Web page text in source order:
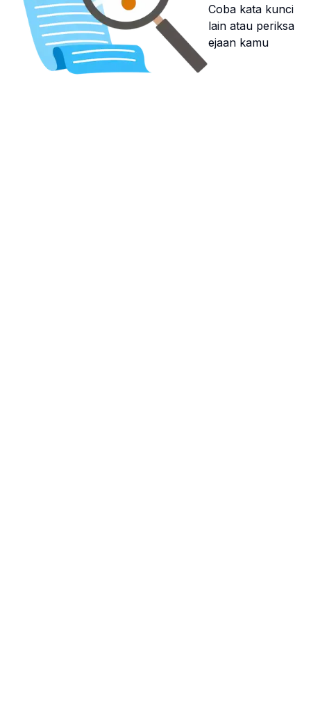
Coba kata kunci
lain atau periksa
ejaan kamu